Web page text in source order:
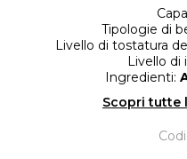
Tipologie di
Livello di tostatura
Livello di
Ingredienti:
Scopri tutte